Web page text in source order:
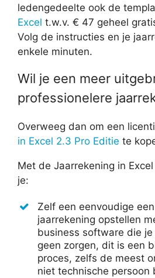
ledengedeelte ook de
Excel t.w.v. € 47 geheel
Volg de instructies en je
enkele minuten.
Wil je een meer
professionelere
Overweeg dan om een
in Excel 2.3 Pro Editie te
Met de Jaarrekening in
je:
Zelf een eenvoudige
jaarrekening opstellen
business software die
geen zorgen, dit is een
proces, zelfs de meest
niet technische persoon